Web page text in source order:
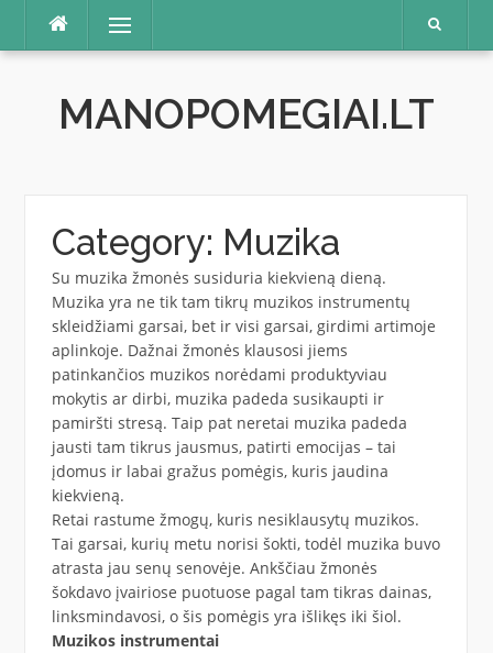
content
Menu
MANOPOMEGIAI.LT
Category: Muzika
Su muzika žmonės susiduria kiekvieną dieną.
Muzika yra ne tik tam tikrų muzikos instrumentų
skleidžiami garsai, bet ir visi garsai, girdimi artimoje
aplinkoje. Dažnai žmonės klausosi jiems
patinkančios muzikos norėdami produktyviau
mokytis ar dirbi, muzika padeda susikaupti ir
pamiršti stresą. Taip pat neretai muzika padeda
jausti tam tikrus jausmus, patirti emocijas – tai
įdomus ir labai gražus pomėgis, kuris jaudina
kiekvieną.
Retai rastume žmogų, kuris nesiklausytų muzikos.
Tai garsai, kurių metu norisi šokti, todėl muzika buvo
atrasta jau senų senovėje. Ankščiau žmonės
šokdavo įvairiose puotuose pagal tam tikras dainas,
linksmindavosi, o šis pomėgis yra išlikęs iki šiol.
Muzikos instrumentai